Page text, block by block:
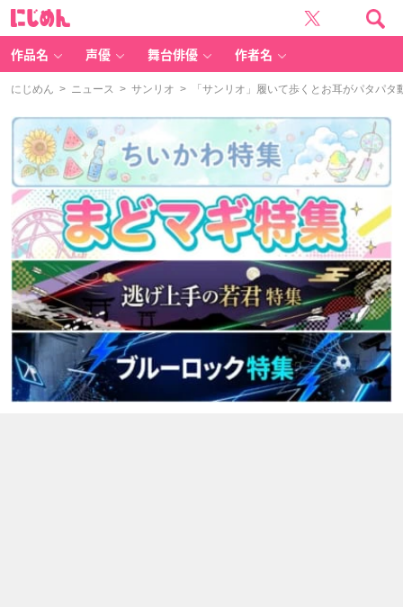
作品名 声優 舞台俳優 作者名
にじめん > ニュース > サンリオ > 「サンリオ」履いて歩くとお耳がパタパタ